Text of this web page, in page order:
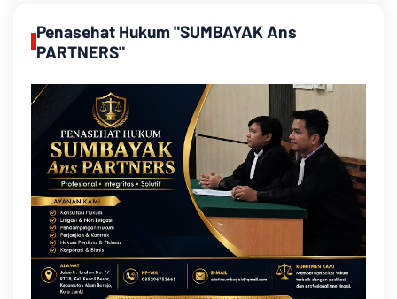
Penasehat Hukum "SUMBAYAK Ans
PARTNERS"